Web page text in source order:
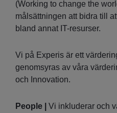
(Working to change the
målsättningen att bidra till
bland annat IT-resurser.
Vi på Experis är ett
genomsyras av våra
och Innovation.
People |
Vi inkluderar och